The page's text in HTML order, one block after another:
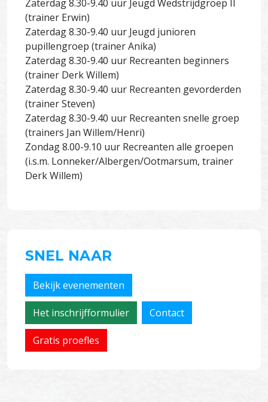
Zaterdag 8.30-9.40 uur Jeugd Wedstrijdgroep II
(trainer Erwin)
Zaterdag 8.30-9.40 uur Jeugd junioren
pupillengroep (trainer Anika)
Zaterdag 8.30-9.40 uur Recreanten beginners
(trainer Derk Willem)
Zaterdag 8.30-9.40 uur Recreanten gevorderden
(trainer Steven)
Zaterdag 8.30-9.40 uur Recreanten snelle groep
(trainers Jan Willem/Henri)
Zondag 8.00-9.10 uur Recreanten alle groepen
(i.s.m. Lonneker/Albergen/Ootmarsum, trainer
Derk Willem)
SNEL NAAR
Bekijk evenementen
Het inschrijfformulier Contact
Gratis proefles